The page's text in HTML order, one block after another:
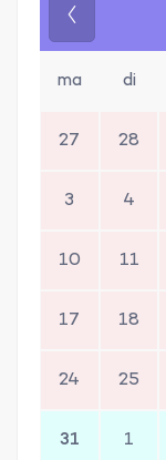
ma di
27 28
3 4
10 11
17 18
24 25
31 1